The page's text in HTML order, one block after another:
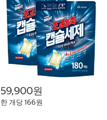
59,900원
한 개당 166원